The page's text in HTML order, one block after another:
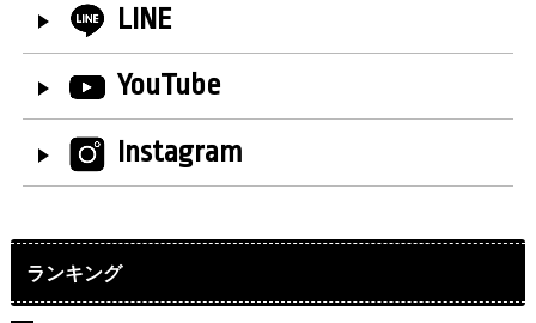
LINE
YouTube
Instagram
ランキング